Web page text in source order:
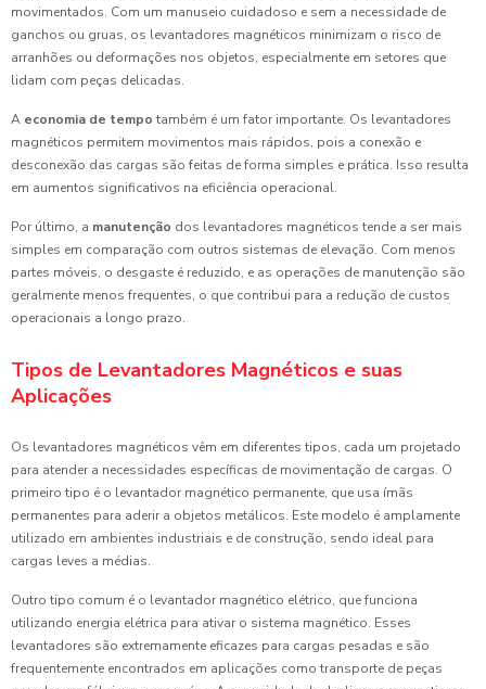
movimentados. Com um manuseio cuidadoso e sem a necessidade de
ganchos ou gruas, os levantadores magnéticos minimizam o risco de
arranhões ou deformações nos objetos, especialmente em setores que
lidam com peças delicadas.
A economia de tempo também é um fator importante. Os levantadores
magnéticos permitem movimentos mais rápidos, pois a conexão e
desconexão das cargas são feitas de forma simples e prática. Isso resulta
em aumentos significativos na eficiência operacional.
Por último, a manutenção dos levantadores magnéticos tende a ser mais
simples em comparação com outros sistemas de elevação. Com menos
partes móveis, o desgaste é reduzido, e as operações de manutenção são
geralmente menos frequentes, o que contribui para a redução de custos
operacionais a longo prazo.
Tipos de Levantadores Magnéticos e suas
Aplicações
Os levantadores magnéticos vêm em diferentes tipos, cada um projetado
para atender a necessidades específicas de movimentação de cargas. O
primeiro tipo é o levantador magnético permanente, que usa ímãs
permanentes para aderir a objetos metálicos. Este modelo é amplamente
utilizado em ambientes industriais e de construção, sendo ideal para
cargas leves a médias.
Outro tipo comum é o levantador magnético elétrico, que funciona
utilizando energia elétrica para ativar o sistema magnético. Esses
levantadores são extremamente eficazes para cargas pesadas e são
frequentemente encontrados em aplicações como transporte de peças